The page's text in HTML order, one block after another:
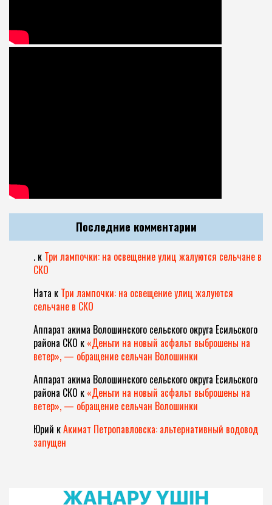
Последние комментарии
. к Три лампочки: на освещение улиц жалуются сельчане в
СКО
Ната к Три лампочки: на освещение улиц жалуются
сельчане в СКО
Аппарат акима Волошинского сельского округа Есильского
района СКО к «Деньги на новый асфальт выброшены на
ветер», — обращение сельчан Волошинки
Аппарат акима Волошинского сельского округа Есильского
района СКО к «Деньги на новый асфальт выброшены на
ветер», — обращение сельчан Волошинки
Юрий кАкимат Петропавловска: альтернативный водовод
запущен